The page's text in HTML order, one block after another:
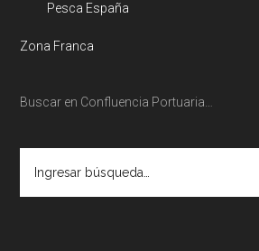
Pesca España
Zona Franca
Buscar en Confluencia Portuaria…
búsqueda…